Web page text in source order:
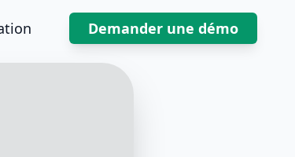
Demander une démo